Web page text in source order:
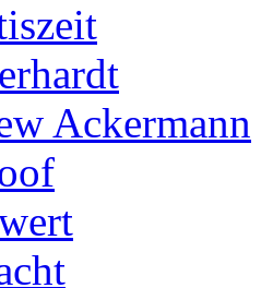
Ackermann